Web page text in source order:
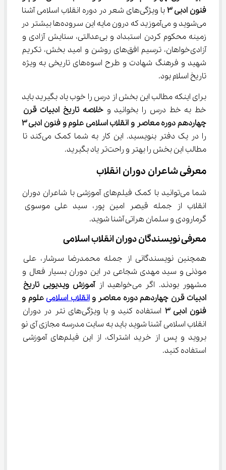
فنون ادبی ۳
با ویژگی‌های شعر در دوره انقلاب اسلامی آشنا
می‌شوید و می‌آموزید که درون مایه این سروده‌ها بیشتر در
زمینه محکوم کردن استبداد و بی‌عدالتی، ستایش آزادی و
آزادی‌خواهان، ترسیم افق‌های روشن و امید بخش، تکریم
شهید و فرهنگ شهادت و طرح اسوه‌های تاریخی به ویژه
تاریخ اسلام بود.
برای اینکه مطالب این بخش از درس را خوب یاد بگیرید باید
خط به خط درس را بخوانید و خلاصه تاریخ ادبیات قرن
چهاردهم دوره معاصر و انقلاب اسلامی علوم و فنون ادبی ۳
را در یک دفتر بنویسید. این کار به شما کمک می‌کند تا
مطالب این بخش را بهتر و راحت‌تر یاد بگیرید.
معرفی شاعران دوران انقلاب
شما می‌توانید با کمک فیلم‌های آموزشی با شاعران دوران
انقلاب از جمله قیصر امین پور، سید علی موسوی
گرمارودی و سلمان هراتی آشنا شوید.
معرفی نویسندگان دوران انقلاب اسلامی
همچنین نویسندگانی از جمله محمدرضا سرشار، علی
موذنی و سید مهدی شجاعی در این دوران بسیار فعال و
مشهور بودند. اگر می‌خواهید از
آموزش ویدیویی تاریخ
ادبیات قرن چهاردهم دوره معاصر و انقلاب اسلامی علوم و
فنون ادبی ۳
استفاده کنید و با ویژگی‌های نثر در دوران
انقلاب اسلامی آشنا شوید باید به سایت مدرسه مجازی آی نو
بروید و پس از خرید اشتراک، از این فیلم‌های آموزشی
استفاده کنید.